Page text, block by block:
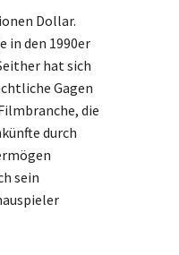
Dollar.
in den 1990er
hat sich
Gagen
die
durch
sein